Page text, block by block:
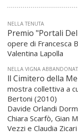
NELLA TENUTA
Premio "Portali
opere di Francesca
Valentina Lapolla
NELLA VIGNA
ll Cimitero della
mostra collettiva a
Bertoni (2010)
Davide Orlandi
Chiara Scarfò, Gian
Vezzi e Claudia Zicari